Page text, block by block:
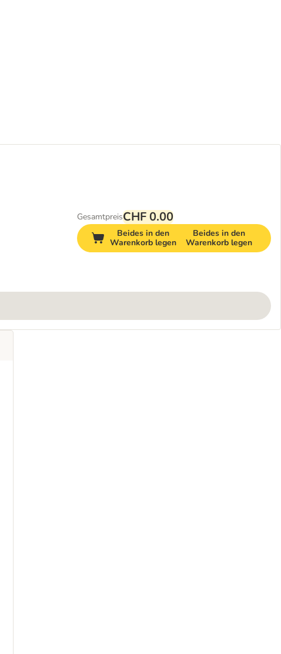
GesamtpreisCHF 0.00
Beides in den
Warenkorb legen
Beides in den
Warenkorb legen